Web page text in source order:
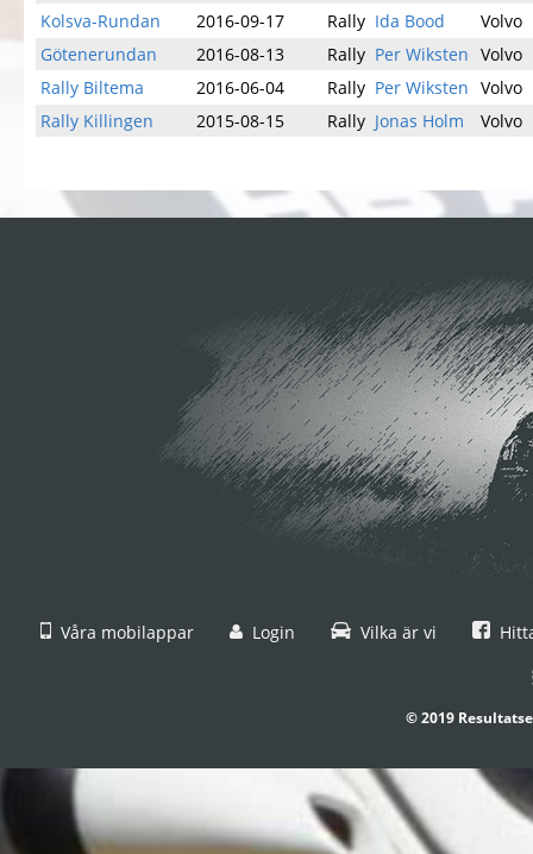
Kolsva-Rundan
2016-09-17 Rally Ida Bood
Volvo
Götenerundan
2016-08-13 Rally Per Wiksten Volvo
Rally Biltema
2016-06-04 Rally Per Wiksten Volvo
Rally Killingen
2015-08-15 Rally Jonas Holm Volvo
Våra mobilappar Login Vilka är vi
© 2019